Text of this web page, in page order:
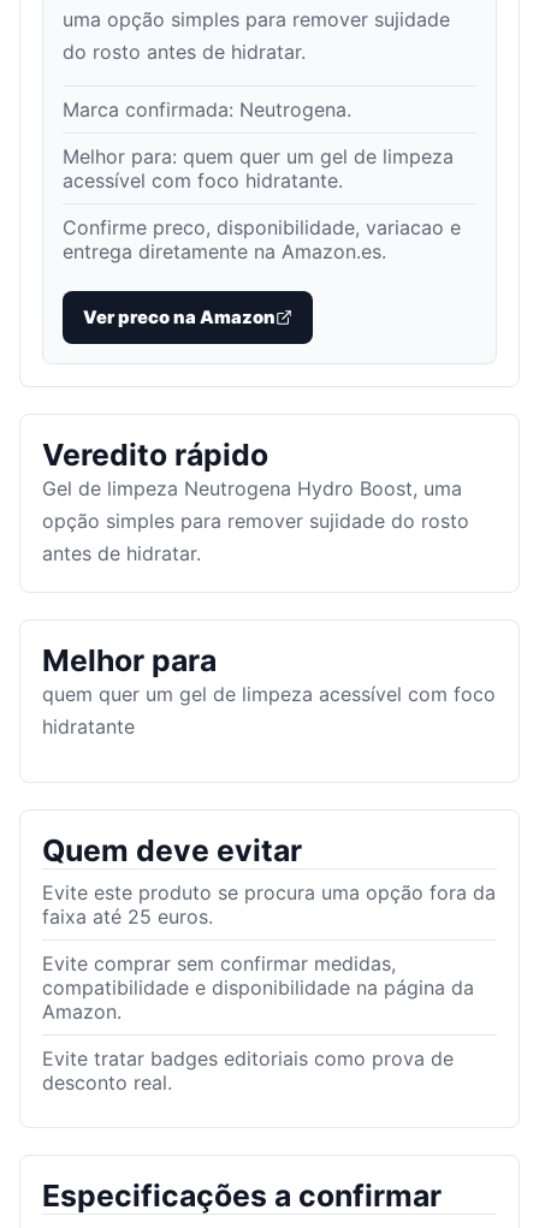
uma opção simples para remover sujidade
do rosto antes de hidratar.
Marca confirmada: Neutrogena.
Melhor para: quem quer um gel de limpeza
acessível com foco hidratante.
Confirme preco, disponibilidade, variacao e
entrega diretamente na Amazon.es.
Ver preco na Amazon
Veredito rápido
Gel de limpeza Neutrogena Hydro Boost, uma
opção simples para remover sujidade do rosto
antes de hidratar.
Melhor para
quem quer um gel de limpeza acessível com foco
hidratante
Quem deve evitar
Evite este produto se procura uma opção fora da
faixa até 25 euros.
Evite comprar sem confirmar medidas,
compatibilidade e disponibilidade na página da
Amazon.
Evite tratar badges editoriais como prova de
desconto real.
Especificações a confirmar